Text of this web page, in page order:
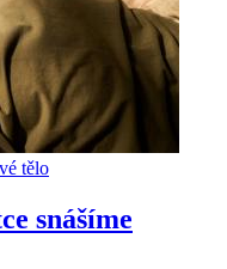
tělo
snášíme